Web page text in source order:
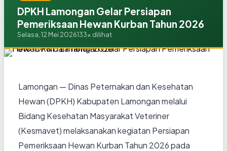
DPKH Lamongan Gelar Persiapan
Pemeriksaan Hewan Kurban Tahun 2026
Selasa, 12 Mei 2026133x dilihat
Lamongan — Dinas Peternakan dan Kesehatan
Hewan (DPKH) Kabupaten Lamongan melalui
Bidang Kesehatan Masyarakat Veteriner
(Kesmavet) melaksanakan kegiatan Persiapan
Pemeriksaan Hewan Kurban Tahun 2026 pada